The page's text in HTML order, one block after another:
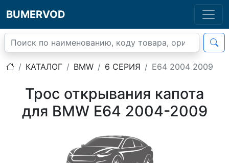
BUMERVOD
КАТАЛОГ BMW 6 СЕРИЯ E64 2004 2009
Трос открывания капота
для BMW E64 2004-2009